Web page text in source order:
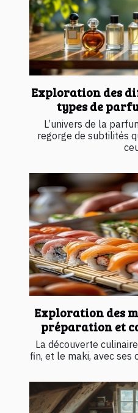
Exploration des
types de
L’univers de la
regorge de subtilités
Exploration des
préparation et
La découverte
fin, et le maki, avec ses